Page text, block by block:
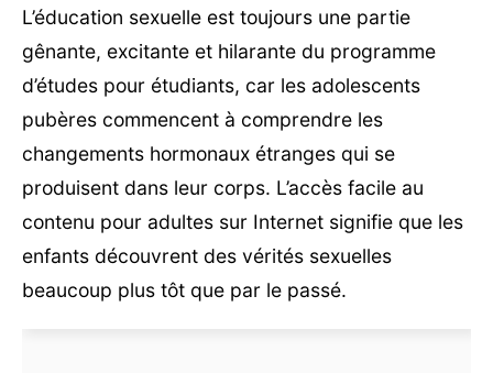
L’éducation sexuelle est toujours une partie
gênante, excitante et hilarante du programme
d’études pour étudiants, car les adolescents
pubères commencent à comprendre les
changements hormonaux étranges qui se
produisent dans leur corps. L’accès facile au
contenu pour adultes sur Internet signifie que les
enfants découvrent des vérités sexuelles
beaucoup plus tôt que par le passé.